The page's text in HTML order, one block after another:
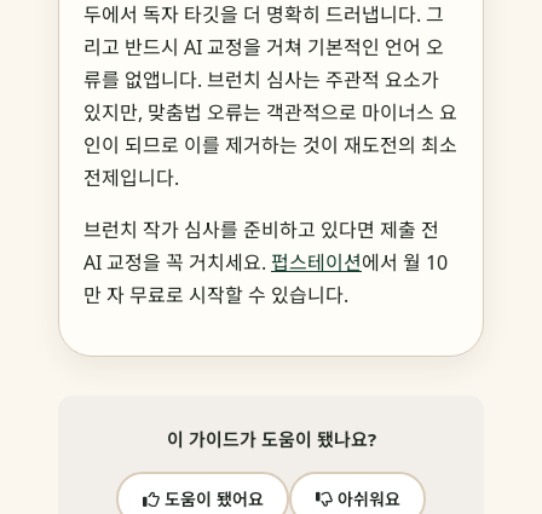
두에서 독자 타깃을 더 명확히 드러냅니다. 그
리고 반드시 AI 교정을 거쳐 기본적인 언어 오
류를 없앱니다. 브런치 심사는 주관적 요소가
있지만, 맞춤법 오류는 객관적으로 마이너스 요
인이 되므로 이를 제거하는 것이 재도전의 최소
전제입니다.
브런치 작가 심사를 준비하고 있다면 제출 전
AI 교정을 꼭 거치세요. 펍스테이션에서 월 10
만 자 무료로 시작할 수 있습니다.
이 가이드가 도움이 됐나요?
도움이 됐어요 아쉬워요